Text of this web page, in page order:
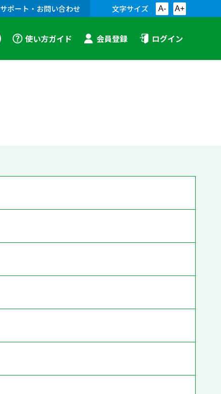
サポート・お問い合わせ 文字サイズ A- A+
使い方ガイド 会員登録 ログイン